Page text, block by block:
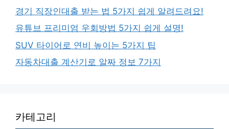
경기 직장인대출 받는 법 5가지 쉽게 알려드려요!
유튜브 프리미엄 우회방법 5가지 쉽게 설명!
SUV 타이어로 연비 높이는 5가지 팁
자동차대출 계산기로 알짜 정보 7가지
카테고리